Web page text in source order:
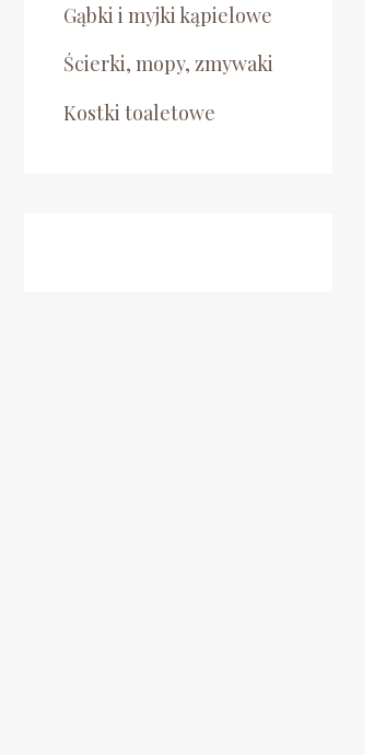
Gąbki i myjki kąpielowe
Ścierki, mopy, zmywaki
Kostki toaletowe